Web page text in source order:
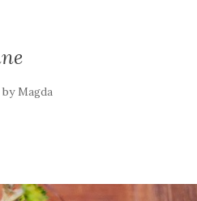
by Magda